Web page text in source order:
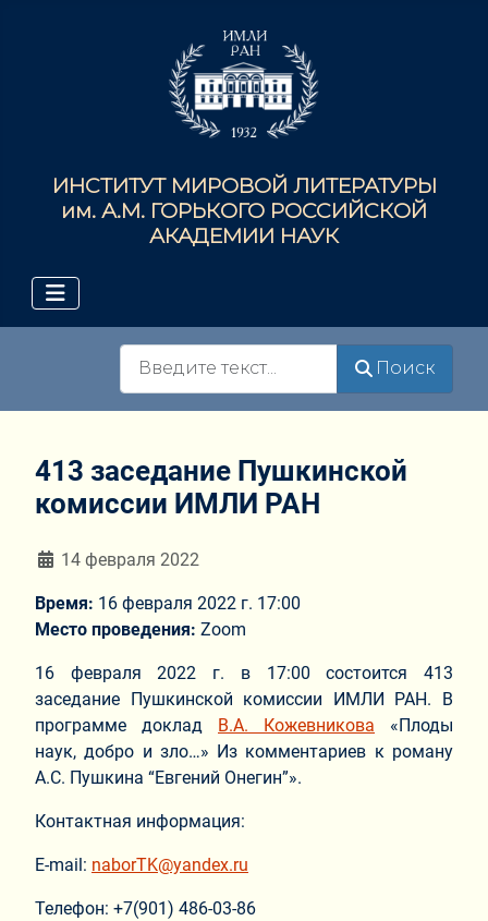
ИНСТИТУТ МИРОВОЙ ЛИТЕРАТУРЫ
им. А.М. ГОРЬКОГО РОССИЙСКОЙ
АКАДЕМИИ НАУК
Поиск
413 заседание Пушкинской
комиссии ИМЛИ РАН
Информация о материале
14 февраля 2022
Время: 16 февраля 2022 г. 17:00
Место проведения: Zoom
16 февраля 2022 г. в 17:00 состоится 413
заседание Пушкинской комиссии ИМЛИ РАН. В
программе доклад
В.А. Кожевникова «Плоды
наук, добро и зло…» Из комментариев к роману
А.С. Пушкина “Евгений Онегин”».
Контактная информация:
Е-mail: naborTK@yandex.ru
Телефон: +7(901) 486-03-86